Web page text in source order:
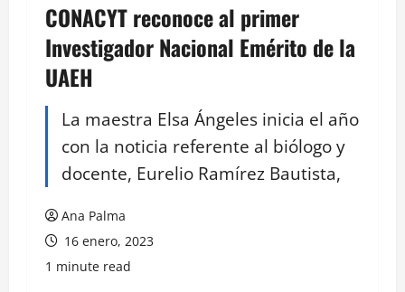
CONACYT reconoce al primer
Investigador Nacional Emérito de la
UAEH
La maestra Elsa Ángeles inicia el año
con la noticia referente al biólogo y
docente, Eurelio Ramírez Bautista,
Ana Palma
16 enero, 2023
1 minute read